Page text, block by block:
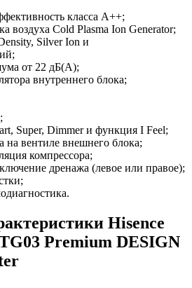
класса A++;
воздуха Cold Plasma Ion Generator;
Silver Ion и
от 22 дБ(A);
внутреннего блока;
Super, Dimmer и функция I Feel;
на вентиле внешнего блока;
компрессора;
дренажа (левое или правое);
Hisence
Premium DESIGN